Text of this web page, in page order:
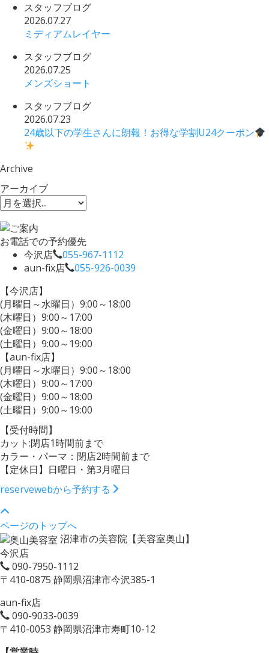
スタッフブログ
2026.07.27
ミディアムレイヤー
スタッフブログ
2026.07.25
メンズショート
スタッフブログ
2026.07.23
24歳以下の学生さんに朗報！お得な学割U24クーポン
Archive
アーカイブ
お電話での予約優先
今沢店
055-967-1112
aun-fix店
055-926-0039
【今沢店】
(月曜日～水曜日）9:00～18:00
(木曜日）9:00～17:00
(金曜日）9:00～18:00
(土曜日）9:00～19:00
【aun-fix店】
(月曜日～水曜日）9:00～18:00
(木曜日）9:00～17:00
(金曜日）9:00～18:00
(土曜日）9:00～19:00
【受付時間】
カット:閉店1時間前まで
カラー・パーマ：閉店2時間前まで
【定休日】日曜日・第3月曜日
reservewebから予約する
ページのトップへ
沼津市の美容院【美容室奥山】
今沢店
090-7950-1112
〒410-0875 静岡県沼津市今沢385-1
aun-fix店
090-9033-0039
〒410-0053 静岡県沼津市寿町10-12